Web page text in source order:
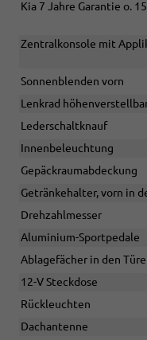
Kia 7 Jahre Garantie o.
Zentralkonsole mit
Sonnenblenden vorn
Lenkrad
Lederschaltknauf
Innenbeleuchtung
Gepäckraumabdeckung
Getränkehalter, vorn in
Drehzahlmesser
Aluminium-Sportpedale
Ablagefächer in den
12-V Steckdose
Rückleuchten
Dachantenne